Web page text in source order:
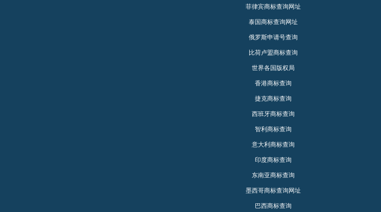
菲律宾商标查询网址
泰国商标查询网址
俄罗斯申请号查询
比荷卢盟商标查询
世界各国版权局
香港商标查询
捷克商标查询
西班牙商标查询
智利商标查询
意大利商标查询
印度商标查询
东南亚商标查询
墨西哥商标查询网址
巴西商标查询